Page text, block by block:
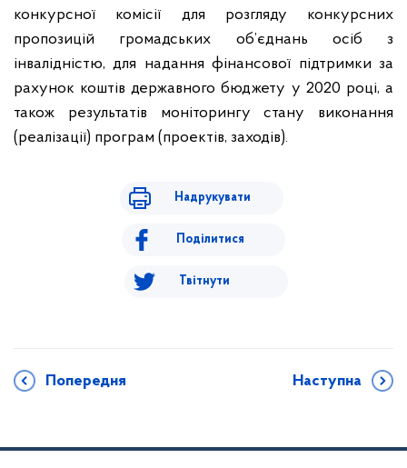
конкурсної комісії для розгляду конкурсних
пропозицій громадських об’єднань осіб з
інвалідністю, для надання фінансової підтримки за
рахунок коштів державного бюджету у 2020 році, а
також результатів моніторингу стану виконання
(реалізації) програм (проектів, заходів).
Надрукувати
Поділитися
Твітнути
Попередня Наступна